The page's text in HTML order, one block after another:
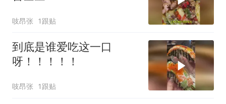
吱昂张 1跟贴
到底是谁爱吃这一口
呀！！！！！
吱昂张 1跟贴